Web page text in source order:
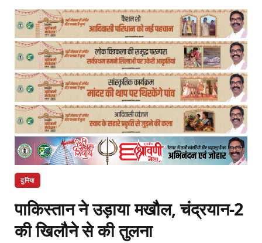
दुनिया
पाकिस्तान ने उड़ाया मखौल, चंद्रयान-2
की खिलौने से की तुलना